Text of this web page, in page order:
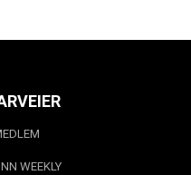
WEEKLY